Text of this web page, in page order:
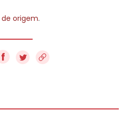
origem.
f